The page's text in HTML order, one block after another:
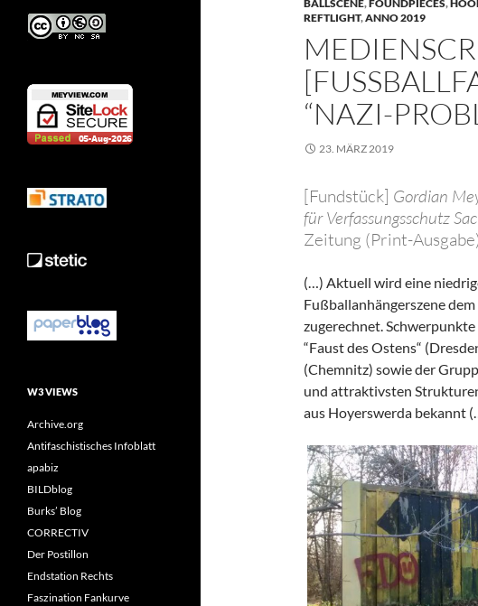
BALLSCENE,FOUNDPIECES,
REFTLIGHT,ANNO 2019
NAZI-
23. MÄRZ 2019
[Fundstück] Gordian
für Verfassungsschutz
Zeitung (Print-Ausgabe)
(…) Aktuell wird eine
Fußballanhängerszene
zugerechnet.
“Faust des Ostens“
(Chemnitz) sowie der
und attraktivsten
aus Hoyerswerda bekannt
W3 VIEWS
Archive.org
Antifaschistisches Infoblatt
apabiz
BILDblog
Burks’ Blog
CORRECTIV
Der Postillon
Endstation Rechts
Faszination Fankurve